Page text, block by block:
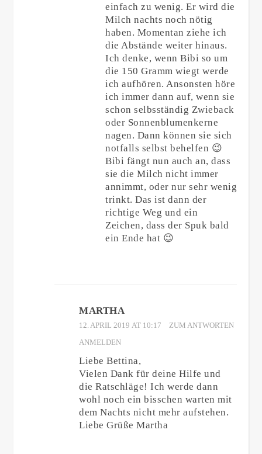
einfach zu wenig. Er wird die
Milch nachts noch nötig
haben. Momentan ziehe ich
die Abstände weiter hinaus.
Ich denke, wenn Bibi so um
die 150 Gramm wiegt werde
ich aufhören. Ansonsten höre
ich immer dann auf, wenn sie
schon selbsständig Zwieback
oder Sonnenblumenkerne
nagen. Dann können sie sich
notfalls selbst behelfen 😉
Bibi fängt nun auch an, dass
sie die Milch nicht immer
annimmt, oder nur sehr wenig
trinkt. Das ist dann der
richtige Weg und ein
Zeichen, dass der Spuk bald
ein Ende hat 😉
MARTHA
12. APRIL 2019 AT 10:17
ZUM ANTWORTEN
ANMELDEN
Liebe Bettina,
Vielen Dank für deine Hilfe und
die Ratschläge! Ich werde dann
wohl noch ein bisschen warten mit
dem Nachts nicht mehr aufstehen.
Liebe Grüße Martha